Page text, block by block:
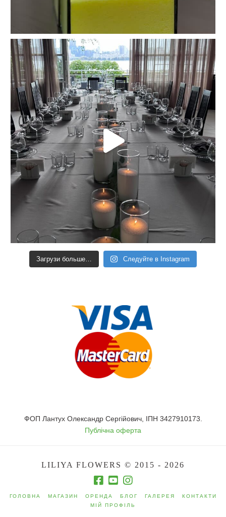
Загрузи больше… Следуйте в Instagram
ФОП Лантух Олександр Сергійович, ІПН 3427910173.
Публічна оферта
LILIYA FLOWERS © 2015 - 2026
ГОЛОВНА МАГАЗИН ОРЕНДА БЛОГ ГАЛЕРЕЯ
КОНТАКТИ
МІЙ ПРОФІЛЬ